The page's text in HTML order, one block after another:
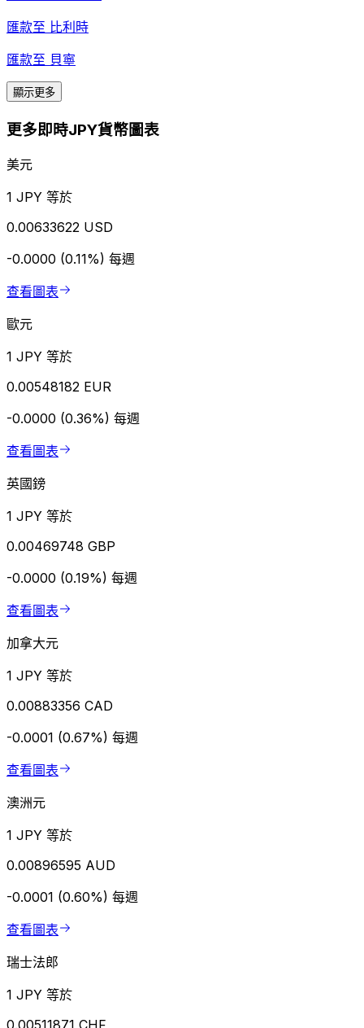
匯款至 比利時
匯款至 貝寧
顯示更多
更多即時JPY貨幣圖表
美元
1 JPY 等於
0.00633622 USD
-0.0000 (0.11%) 每週
查看圖表
歐元
1 JPY 等於
0.00548182 EUR
-0.0000 (0.36%) 每週
查看圖表
英國鎊
1 JPY 等於
0.00469748 GBP
-0.0000 (0.19%) 每週
查看圖表
加拿大元
1 JPY 等於
0.00883356 CAD
-0.0001 (0.67%) 每週
查看圖表
澳洲元
1 JPY 等於
0.00896595 AUD
-0.0001 (0.60%) 每週
查看圖表
瑞士法郎
1 JPY 等於